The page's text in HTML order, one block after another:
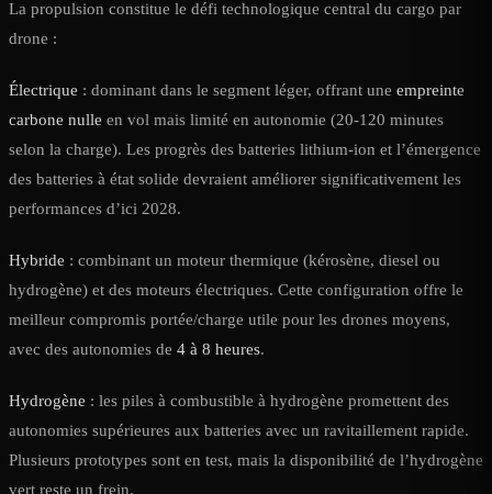
La propulsion constitue le défi technologique central du cargo par
drone :
Électrique : dominant dans le segment léger, offrant une empreinte
carbone nulle en vol mais limité en autonomie (20-120 minutes
selon la charge). Les progrès des batteries lithium-ion et l’émergence
des batteries à état solide devraient améliorer significativement les
performances d’ici 2028.
Hybride : combinant un moteur thermique (kérosène, diesel ou
hydrogène) et des moteurs électriques. Cette configuration offre le
meilleur compromis portée/charge utile pour les drones moyens,
avec des autonomies de 4 à 8 heures.
Hydrogène : les piles à combustible à hydrogène promettent des
autonomies supérieures aux batteries avec un ravitaillement rapide.
Plusieurs prototypes sont en test, mais la disponibilité de l’hydrogène
vert reste un frein.